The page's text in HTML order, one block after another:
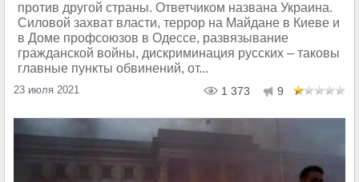
против другой страны. Ответчиком названа Украина.
Силовой захват власти, террор на Майдане в Киеве и
в Доме профсоюзов в Одессе, развязывание
гражданской войны, дискриминация русских – таковы
главные пункты обвинений, от...
23 июля 2021 1 373 9